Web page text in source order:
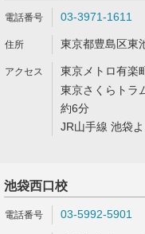
03-3971-1611
東京都豊島区東
東京メトロ有楽
東京さくらトラ
約6分
JR山手線 池袋
池袋西口校
03-5992-5901